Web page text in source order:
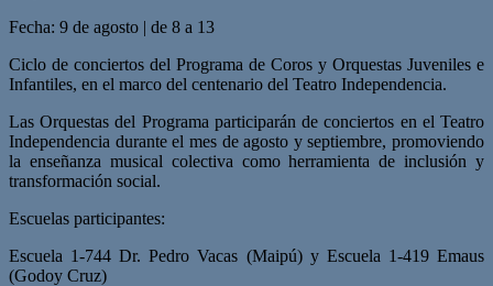
Fecha: 9 de agosto | de 8 a 13
Ciclo de conciertos del Programa de Coros y Orquestas Juveniles e
Infantiles, en el marco del centenario del Teatro Independencia.
Las Orquestas del Programa participarán de conciertos en el Teatro
Independencia durante el mes de agosto y septiembre, promoviendo
la enseñanza musical colectiva como herramienta de inclusión y
transformación social.
Escuelas participantes:
Escuela 1-744 Dr. Pedro Vacas (Maipú) y Escuela 1-419 Emaus
(Godoy Cruz)